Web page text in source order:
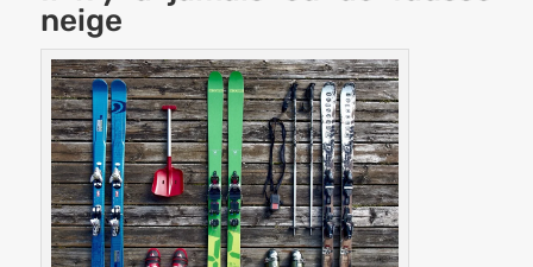
neige